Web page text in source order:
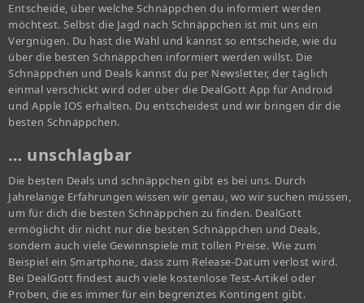
Entscheide, über welche Schnäppchen du informiert werden
möchtest. Selbst die Jagd nach Schnäppchen ist mit uns ein
Vergnügen. Du hast die Wahl und kannst so entscheide, wie du
über die besten Schnäppchen informiert werden willst. Die
Schnäppchen und Deals kannst du per Newsletter, der täglich
einmal verschickt wird oder über die DealGott App für Android
und Apple IOS erhalten. Du entscheidest und wir bringen dir die
besten Schnäppchen.
… unschlagbar
Die besten Deals und schnäppchen gibt es bei uns. Durch
Jahrelange Erfahrungen wissen wir genau, wo wir suchen müssen,
um für dich die besten Schnäppchen zu finden. DealGott
ermöglicht dir nicht nur die besten Schnäppchen und Deals,
sondern auch viele Gewinnspiele mit tollen Preise. Wie zum
Beispiel ein Smartphone, dass zum Release-Datum verlost wird.
Bei DealGott findest auch viele kostenlose Test-Artikel oder
Proben, die es immer für ein begrenztes Kontingent gibt.